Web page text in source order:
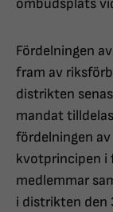
ombudsplats
Fördelningen
fram av
distrikten
mandat
fördelningen
kvotprincipen i
medlemmar
i distrikten den